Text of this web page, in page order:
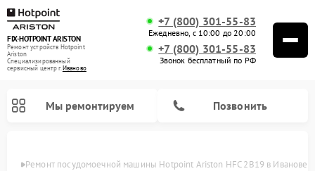
FIX-HOTPOINT ARISTON
Ремонт устройств Hotpoint
Ariston
Специализированный
cервисный центр г.Иваново
+7 (800) 301-55-83
Ежедневно, с 10:00 до 20:00
+7 (800) 301-55-83
Звонок бесплатный по РФ
Мы ремонтируем Позвонить
Ремонт посудомоечной машины Hotpoint Ariston HFC 2B19 в Иванове